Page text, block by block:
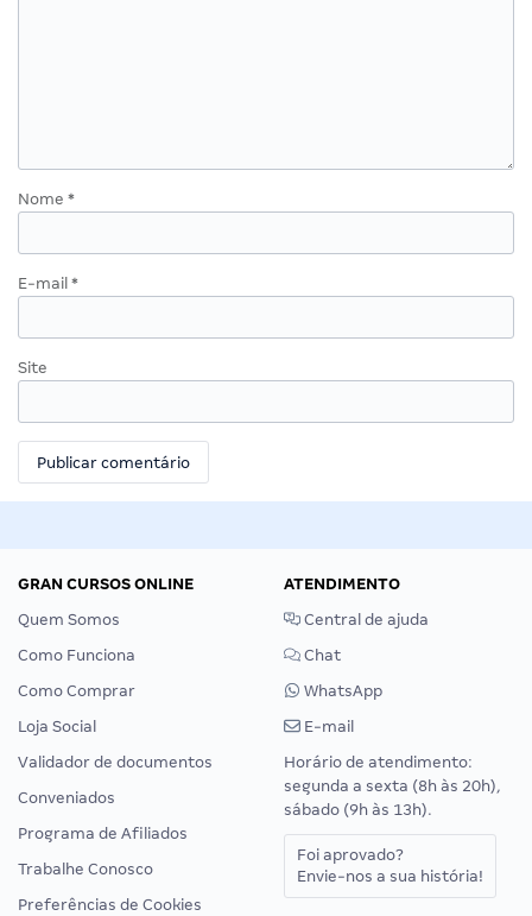
Nome *
E-mail *
Site
GRAN CURSOS ONLINE
Quem Somos
Como Funciona
Como Comprar
Loja Social
Validador de documentos
Conveniados
Programa de Afiliados
Trabalhe Conosco
Preferências de Cookies
ATENDIMENTO
Central de ajuda
Chat
WhatsApp
E-mail
Horário de atendimento:
segunda a sexta (8h às 20h),
sábado (9h às 13h).
Foi aprovado?
Envie-nos a sua história!